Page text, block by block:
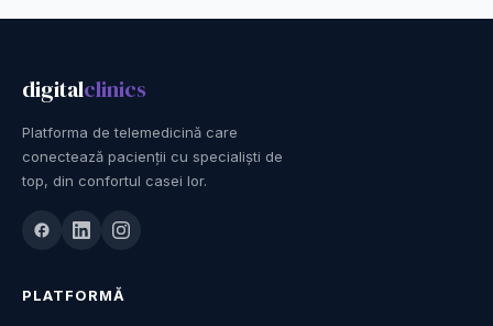
digitalclinics
Platforma de telemedicină care
conectează pacienții cu specialiști de
top, din confortul casei lor.
PLATFORMĂ